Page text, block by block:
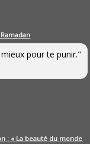
pour te punir."
: « La beauté du monde